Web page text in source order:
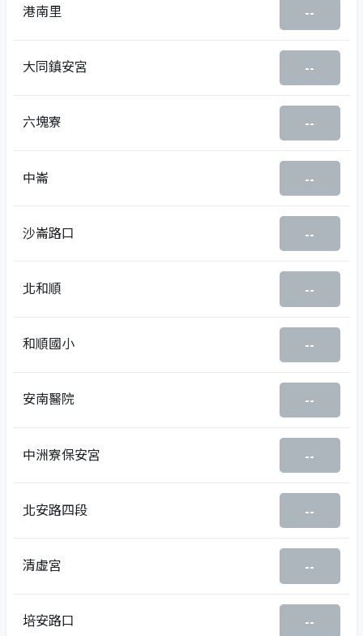
港南里 --
大同鎮安宮 --
六塊寮 --
中崙 --
沙崙路口 --
北和順 --
和順國小 --
安南醫院 --
中洲寮保安宮 --
北安路四段 --
清虛宮 --
培安路口 --